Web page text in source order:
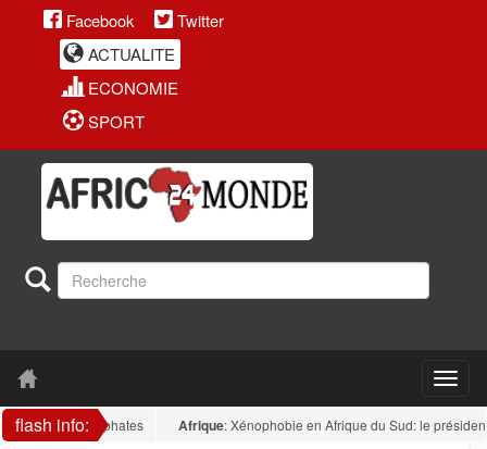
Facebook
Twitter
ACTUALITE
ECONOMIE
SPORT
flash info:
phosphates Afrique: Xénophobie en Afrique du Sud: le président